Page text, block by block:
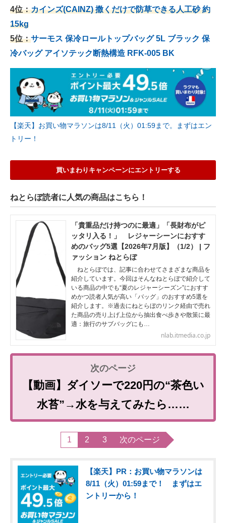
4位：カインズ(CAINZ) 撒くだけで防草できる人工砂 約
15kg
5位：サーモス 保冷ロールトップバッグ 5L ブラック 保
冷バッグ アイソテック断熱構造 RFK-005 BK
【楽天】お買い物マラソンは8/11（火）01:59まで。まずはエン
トリー！
買いまわりキャンペーンにエントリーする
ねとらぼ読者に人気の商品はこちら！
「貴重品だけ持つのに最適」「長財布がピ
ッタリ入る！」 レジャーシーンにおすす
めのバッグ5選【2026年7月版】（1/2） | フ
ァッション ねとらぼ
ねとらぼでは、記事に合わせてさまざまな商品を
紹介しています。今回はそんなねとらぼで紹介して
いる商品の中でも“夏のレジャーシーズン”におすす
めかつ読者人気が高い「バッグ」のおすすめ5選を
紹介します。※過去にねとらぼのリンク経由で売れ
た商品の売り上げ上位から抽出食べ歩きや散策に最
適：旅行のサブバッグにも…
nlab.itmedia.co.jp
【動画】ダイソーで220円の“茶色い
水苔”→水を与えてみたら……
1 2 3 次のページ
【楽天】PR：お買い物マラソンは
8/11（火）01:59まで！ まずはエ
ントリーから！